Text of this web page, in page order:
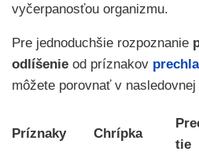
vyčerpanosťou organizmu.
Pre jednoduchšie rozpoznanie
odlíšenie od príznakov
môžete porovnať v
Príznaky Chrípka
tie